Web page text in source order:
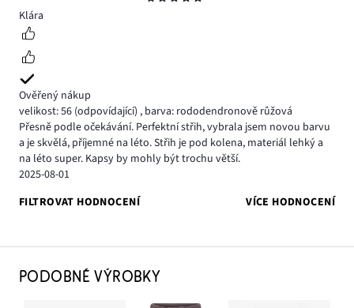
5
Klára
Ověřený nákup
velikost: 56 (odpovídající) , barva: rododendronově růžová
Přesně podle očekávání. Perfektní střih, vybrala jsem novou barvu
a je skvělá, příjemné na léto. Střih je pod kolena, materiál lehký a
na léto super. Kapsy by mohly být trochu větší.
2025-08-01
FILTROVAT HODNOCENÍ
VÍCE HODNOCENÍ
PODOBNÉ VÝROBKY